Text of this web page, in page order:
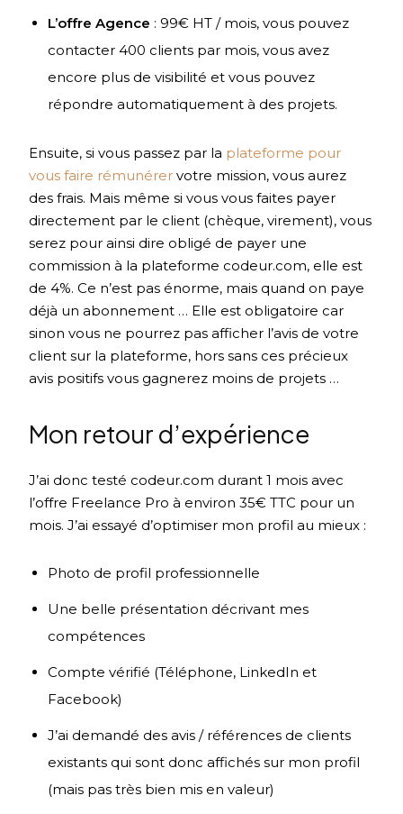
L’offre Agence : 99€ HT / mois, vous pouvez
contacter 400 clients par mois, vous avez
encore plus de visibilité et vous pouvez
répondre automatiquement à des projets.
Ensuite, si vous passez par la plateforme pour
vous faire rémunérer votre mission, vous aurez
des frais. Mais même si vous vous faites payer
directement par le client (chèque, virement), vous
serez pour ainsi dire obligé de payer une
commission à la plateforme codeur.com, elle est
de 4%. Ce n’est pas énorme, mais quand on paye
déjà un abonnement … Elle est obligatoire car
sinon vous ne pourrez pas afficher l’avis de votre
client sur la plateforme, hors sans ces précieux
avis positifs vous gagnerez moins de projets …
Mon retour d’expérience
J’ai donc testé codeur.com durant 1 mois avec
l’offre Freelance Pro à environ 35€ TTC pour un
mois. J’ai essayé d’optimiser mon profil au mieux :
Photo de profil professionnelle
Une belle présentation décrivant mes
compétences
Compte vérifié (Téléphone, LinkedIn et
Facebook)
J’ai demandé des avis / références de clients
existants qui sont donc affichés sur mon profil
(mais pas très bien mis en valeur)